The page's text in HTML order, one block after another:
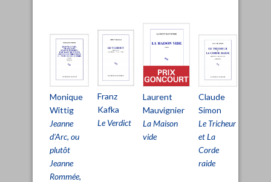
Monique
Wittig
Jeanne
d’Arc, ou
plutôt
Jeanne
Rommée,
Franz
Kafka
Le Verdict
Laurent
Mauvignier
La Maison
vide
Claude
Simon
Le Tricheur
et La
Corde
raide